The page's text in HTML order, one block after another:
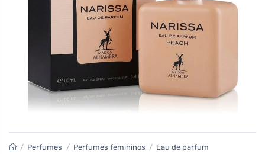
/ Perfumes / Perfumes femininos / Eau de parfum